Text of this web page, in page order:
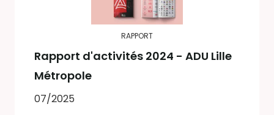
RAPPORT
Rapport d'activités 2024 - ADU Lille
Métropole
07/2025